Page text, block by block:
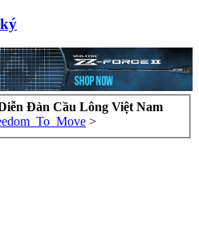
Đàn Cầu Lông Việt Nam
>